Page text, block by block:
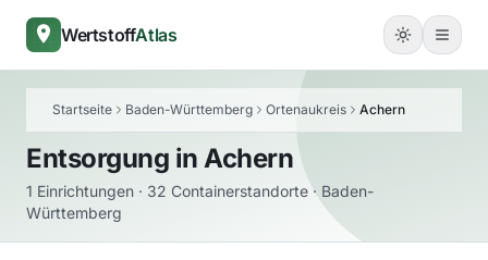
WertstoffAtlas
Startseite Baden-Württemberg Ortenaukreis Achern
Entsorgung inAchern
1 Einrichtungen · 32 Containerstandorte · Baden-
Württemberg